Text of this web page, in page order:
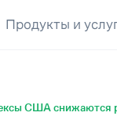
Продукты и
США снижаются